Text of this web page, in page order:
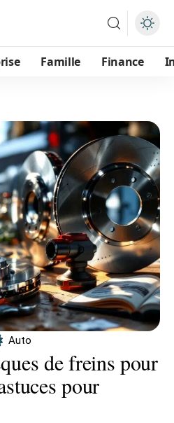
Famille Finance
Auto
de freins pour
pour